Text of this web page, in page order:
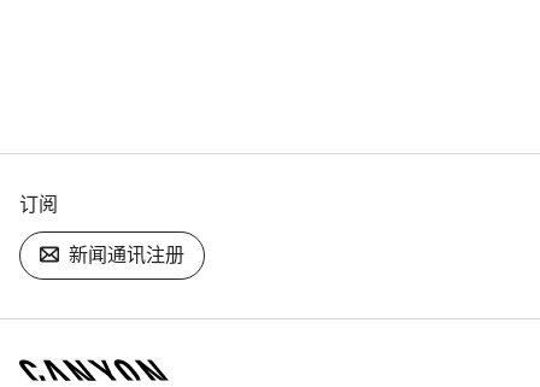
订阅
新闻通讯注册